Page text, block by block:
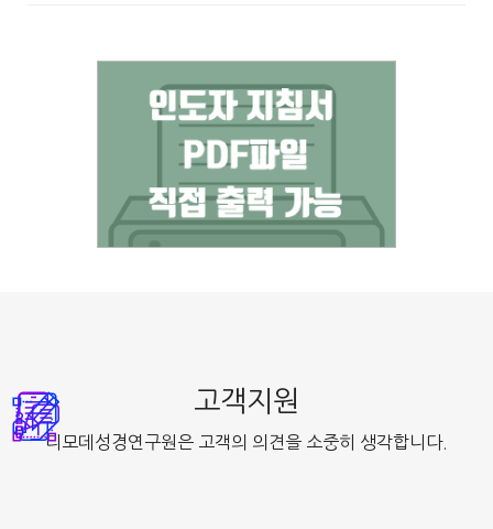
고객지원
디모데성경연구원은 고객의 의견을 소중히 생각합니다.